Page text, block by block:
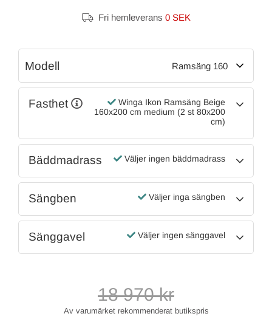
Fri hemleverans 0 SEK
Modell Ramsäng 160
Fasthet
Winga Ikon Ramsäng Beige
160x200 cm medium (2 st 80x200
cm)
Bäddmadrass Väljer ingen bäddmadrass
Sängben Väljer inga sängben
Sänggavel Väljer ingen sänggavel
18 970kr